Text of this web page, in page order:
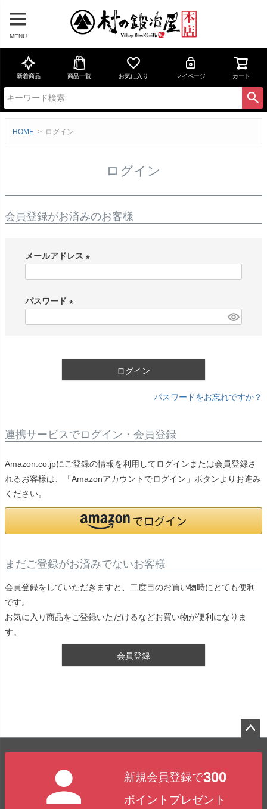
MENU
新着商品 商品一覧 お気に入り マイページ カート
HOME ログイン
ログイン
会員登録がお済みのお客様
メールアドレス
パスワード
ログイン
パスワードをお忘れですか？
連携サービスでログイン・会員登録
Amazon.co.jpにご登録の情報を利用してログインまたは会員登録さ
れるお客様は、「Amazonアカウントでログイン」ボタンよりお進み
ください。
まだご登録がお済みでないお客様
会員登録をしていただきますと、二度目のお買い物時にとても便利
です。
お気に入り商品をご登録いただけるなどお買い物が便利になりま
す。
会員登録
新規会員登録で300
ポイントプレゼント